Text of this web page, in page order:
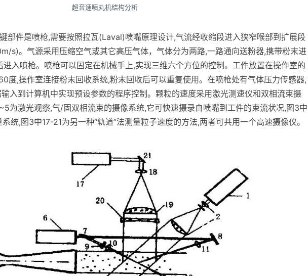
超音速喷丸机结构分析
部件是喷枪,需要按照拉瓦(Laval)喷嘴原理设计,气流经收缩段进入狭窄喉部到扩展段
s)。气源采用压缩空气或其它高压气体，气体分为两路,一路通向送粉器,携带粉末进
进入喷枪。喷枪可以固定在机械手上,实现三维六个方位的控制。工件放置在操作室的
度,操作室连接粉末回收系统,粉末回收后可以重复使用。在喷枪处有气体压力传感器,
入到计算机中实现预设参数的程序控制。颗粒的速度采用激光测速仪和双相流束摄
为激光观察,气/固双相流束的摄像系统,它可快速摄录自喷嘴到工件的束流状况,图3中
统,图3中17-21为另一种“轨道”法测量粒子速度的方法,两者可共用一个高速摄像仪。